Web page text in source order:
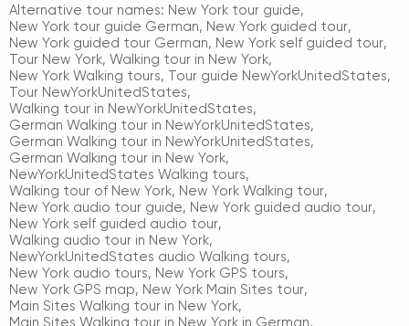
Alternative tour names: New York tour guide,
New York tour guide German, New York guided tour,
New York guided tour German, New York self guided tour,
Tour New York, Walking tour in New York,
New York Walking tours, Tour guide NewYorkUnitedStates,
Tour NewYorkUnitedStates,
Walking tour in NewYorkUnitedStates,
German Walking tour in NewYorkUnitedStates,
German Walking tour in NewYorkUnitedStates,
German Walking tour in New York,
NewYorkUnitedStates Walking tours,
Walking tour of New York, New York Walking tour,
New York audio tour guide, New York guided audio tour,
New York self guided audio tour,
Walking audio tour in New York,
NewYorkUnitedStates audio Walking tours,
New York audio tours, New York GPS tours,
New York GPS map, New York Main Sites tour,
Main Sites Walking tour in New York,
Main Sites Walking tour in New York in German,